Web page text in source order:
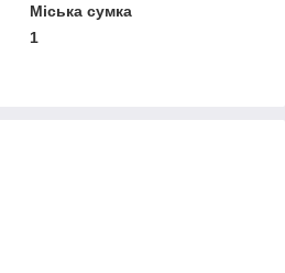
Міська сумка
1